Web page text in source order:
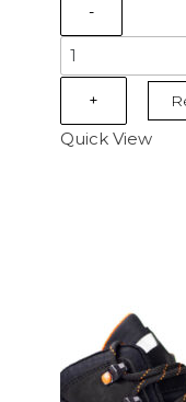
-
B1236A
-
Omega
Top
Svart
mängd
+
Quick View